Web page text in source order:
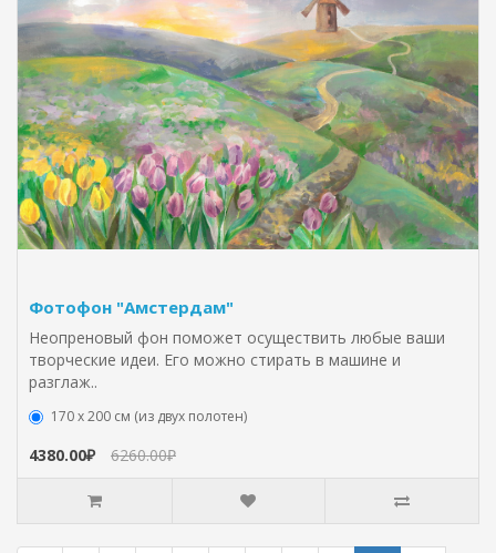
Фотофон "Амстердам"
Неопреновый фон поможет осуществить любые ваши
творческие идеи. Его можно стирать в машине и
разглаж..
170 х 200 см (из двух полотен)
4380.00₽ 6260.00₽